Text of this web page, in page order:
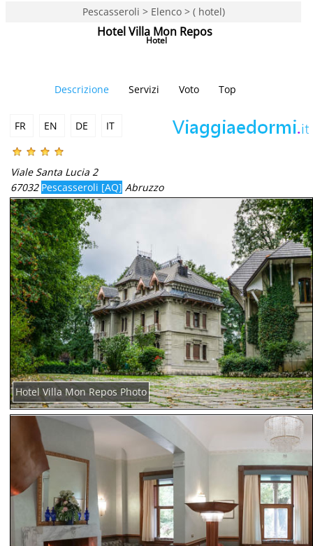
Pescasseroli > Elenco > ( hotel)
Hotel Villa Mon Repos
Hotel
Descrizione Servizi Voto Top
FR EN DE IT
Viale Santa Lucia 2
67032 Pescasseroli [AQ] Abruzzo
Hotel Villa Mon Repos Photo